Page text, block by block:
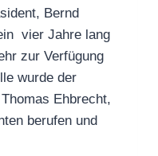
Bernd
vier Jahre lang
zur Verfügung
wurde der
Ehbrecht,
berufen und